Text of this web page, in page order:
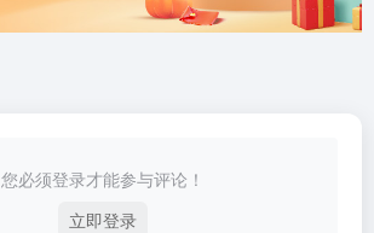
您必须登录才能参与评论！
立即登录